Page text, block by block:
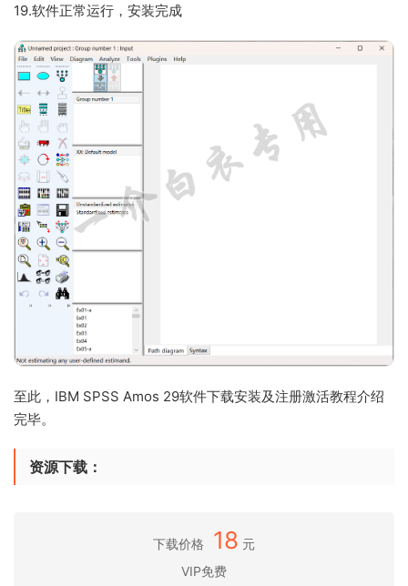
19.软件正常运行，安装完成
至此，IBM SPSS Amos 29软件下载安装及注册激活教程介绍
完毕。
资源下载：
下载价格 18 元
VIP免费